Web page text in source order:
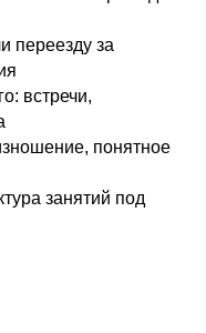
переезду за
встречи,
понятное
занятий под